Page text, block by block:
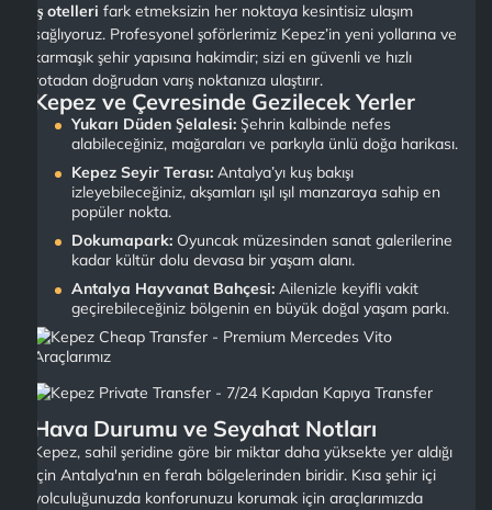
iş otelleri fark etmeksizin her noktaya kesintisiz ulaşım
sağlıyoruz. Profesyonel şoförlerimiz Kepez’in yeni yollarına ve
karmaşık şehir yapısına hakimdir; sizi en güvenli ve hızlı
rotadan doğrudan varış noktanıza ulaştırır.
Kepez ve Çevresinde Gezilecek Yerler
Yukarı Düden Şelalesi: Şehrin kalbinde nefes
alabileceğiniz, mağaraları ve parkıyla ünlü doğa harikası.
Kepez Seyir Terası: Antalya’yı kuş bakışı
izleyebileceğiniz, akşamları ışıl ışıl manzaraya sahip en
popüler nokta.
Dokumapark: Oyuncak müzesinden sanat galerilerine
kadar kültür dolu devasa bir yaşam alanı.
Antalya Hayvanat Bahçesi: Ailenizle keyifli vakit
geçirebileceğiniz bölgenin en büyük doğal yaşam parkı.
Hava Durumu ve Seyahat Notları
Kepez, sahil şeridine göre bir miktar daha yüksekte yer aldığı
için Antalya'nın en ferah bölgelerinden biridir. Kısa şehir içi
yolculuğunuzda konforunuzu korumak için araçlarımızda